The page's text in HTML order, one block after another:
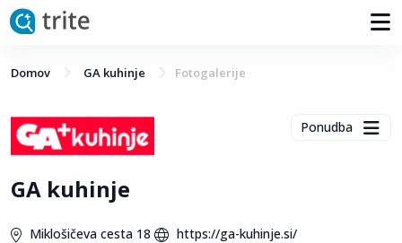
Domov GA kuhinje Fotogalerije
Ponudba
GA kuhinje
Miklošičeva cesta 18
https://ga-kuhinje.si/